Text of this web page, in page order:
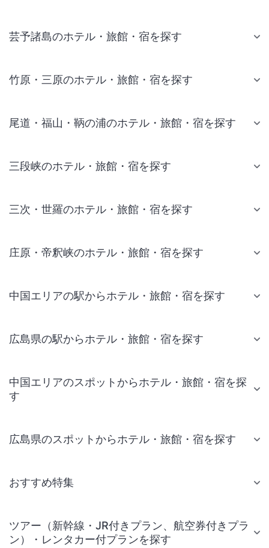
芸予諸島のホテル・旅館・宿を探す
竹原・三原のホテル・旅館・宿を探す
尾道・福山・鞆の浦のホテル・旅館・宿を探す
三段峡のホテル・旅館・宿を探す
三次・世羅のホテル・旅館・宿を探す
庄原・帝釈峡のホテル・旅館・宿を探す
中国エリアの駅からホテル・旅館・宿を探す
広島県の駅からホテル・旅館・宿を探す
中国エリアのスポットからホテル・旅館・宿を探
す
広島県のスポットからホテル・旅館・宿を探す
おすすめ特集
ツアー（新幹線・JR付きプラン、航空券付きプラ
ン）・レンタカー付プランを探す